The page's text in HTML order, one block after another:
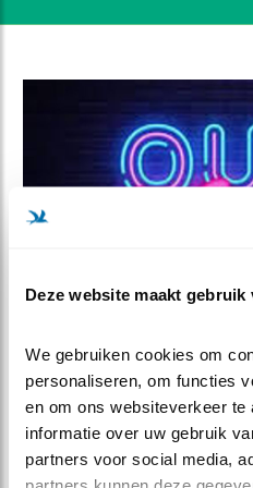
Deze website maakt gebruik
We gebruiken cookies om
personaliseren, om functies
en om ons websiteverkeer
informatie over uw gebruik
partners voor social media,
QUIZ: Welke